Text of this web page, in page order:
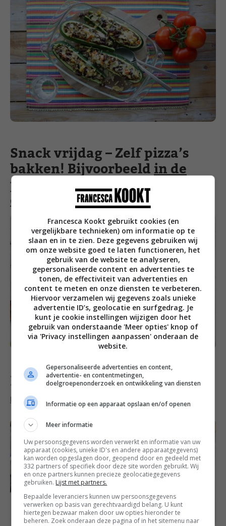
Snack vrijdag – Zelf pizza’s
bakken! Bijvoorbeeld in de
pizzaretteofgewoon in de
oven
Francesca’s week favorieten
Pollo al marsalamet geroosterde broccoli
Francesca Kookt gebruikt cookies (en
vergelijkbare technieken) om informatie op te
slaan en in te zien. Deze gegevens gebruiken wij
om onze website goed te laten functioneren, het
gebruik van de website te analyseren,
gepersonaliseerde content en advertenties te
tonen, de effectiviteit van advertenties en
content te meten en onze diensten te verbeteren.
Hiervoor verzamelen wij gegevens zoals unieke
advertentie ID’s, geolocatie en surfgedrag. Je
kunt je cookie instellingen wijzigen door het
gebruik van onderstaande 'Meer opties' knop of
via 'Privacy instellingen aanpassen' onderaan de
website.
Gepersonaliseerde advertenties en content,
advertentie- en contentmetingen,
doelgroepenonderzoek en ontwikkeling van diensten
Informatie op een apparaat opslaan en/of openen
Meer informatie
Uw persoonsgegevens worden verwerkt en informatie van uw
apparaat (cookies, unieke ID's en andere apparaatgegevens)
kan worden opgeslagen door, geopend door en gedeeld met
332 partners of specifiek door deze site worden gebruikt. Wij
en onze partners kunnen precieze geolocatiegegevens
gebruiken. Lijst met partners.
Bepaalde leveranciers kunnen uw persoonsgegevens
verwerken op basis van gerechtvaardigd belang. U kunt
hiertegen bezwaar maken door uw opties hieronder te
beheren. Zoek onderaan deze pagina of in het sitemenu naar